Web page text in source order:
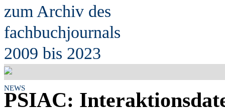
zum Archiv des
fachbuchjournals
2009 bis 2023
NEWS
PSIAC: